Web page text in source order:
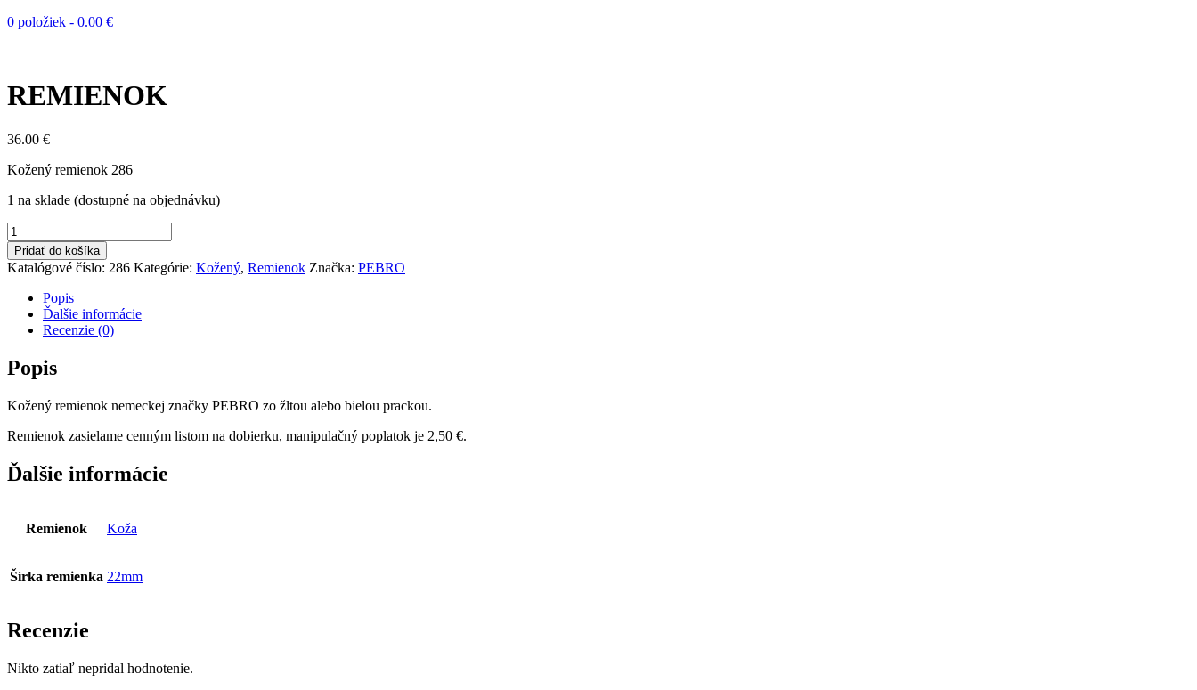
0 položiek - 0.00 €
REMIENOK
36.00 €
Kožený remienok 286
1 na sklade (dostupné na objednávku)
množstvo
REMIENOK
Pridať do košíka
Katalógové číslo: 286 Kategórie: Kožený, Remienok Značka: PEBRO
Popis
Ďalšie informácie
Recenzie (0)
Popis
Kožený remienok nemeckej značky PEBRO zo žltou alebo bielou prackou.
Remienok zasielame cenným listom na dobierku, manipulačný poplatok je 2,50 €.
Ďalšie informácie
Remienok Koža
Šírka remienka 22mm
Recenzie
Nikto zatiaľ nepridal hodnotenie.